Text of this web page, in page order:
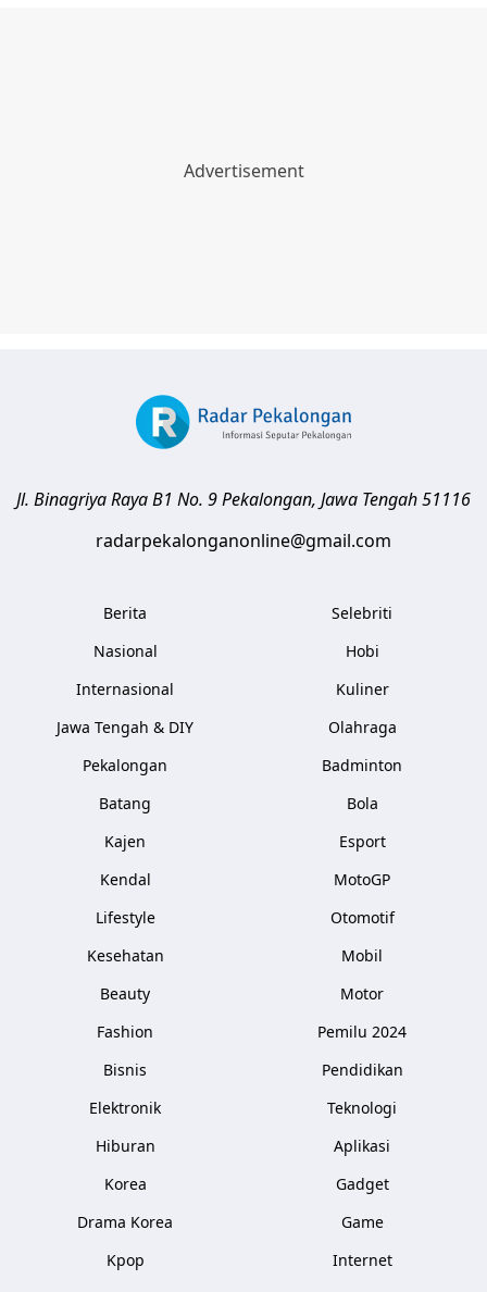
Jl. Binagriya Raya B1 No. 9Pekalongan, Jawa Tengah51116
radarpekalonganonline@gmail.com
Berita
Nasional
Internasional
Jawa Tengah & DIY
Pekalongan
Batang
Kajen
Kendal
Lifestyle
Kesehatan
Beauty
Fashion
Bisnis
Elektronik
Hiburan
Korea
Drama Korea
Kpop
Selebriti
Hobi
Kuliner
Olahraga
Badminton
Bola
Esport
MotoGP
Otomotif
Mobil
Motor
Pemilu 2024
Pendidikan
Teknologi
Aplikasi
Gadget
Game
Internet